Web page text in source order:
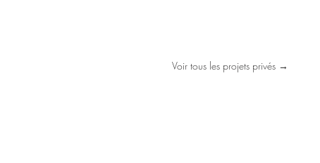
Voir tous les projets privés →